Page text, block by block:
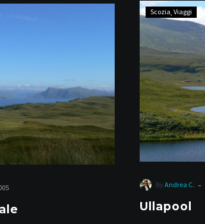
Scozia Viaggi
By Andrea C. -
Ullapool